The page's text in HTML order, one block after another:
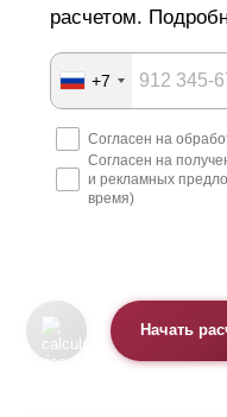
расчетом.
+7
Согласен на
Согласен на
и рекламных
время)
Начать